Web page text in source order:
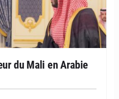
du Mali en Arabie